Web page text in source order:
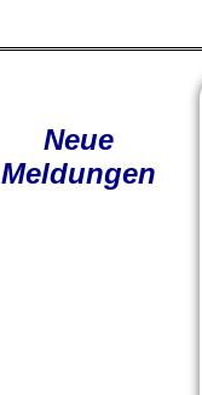
Neue
Meldungen